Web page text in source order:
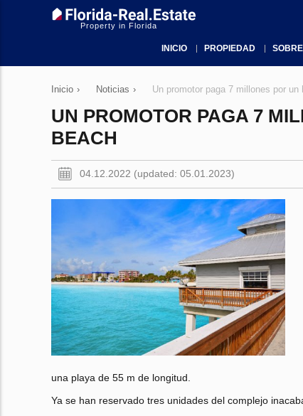
Property in Florida
INICIO PROPIEDAD
Inicio › Noticias › Un promotor paga 7 millones por
UN PROMOTOR PAGA 7
BEACH
04.12.2022 (updated: 05.01.2023)
una playa de 55 m de longitud.
Ya se han reservado tres unidades del complejo